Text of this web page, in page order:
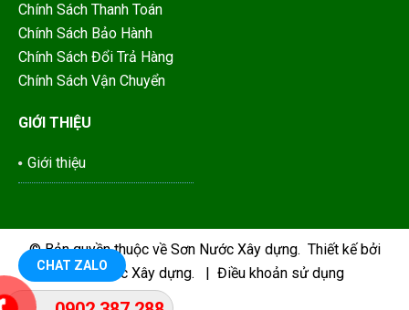
Chính Sách Thanh Toán
Chính Sách Bảo Hành
Chính Sách Đổi Trả Hàng
Chính Sách Vận Chuyển
GIỚI THIỆU
Giới thiệu
© Bản quyền thuộc về Sơn Nước Xây dựng. Thiết kế bởi
Sơn Nước Xây dựng.
| Điều khoản sử dụng
CHAT ZALO